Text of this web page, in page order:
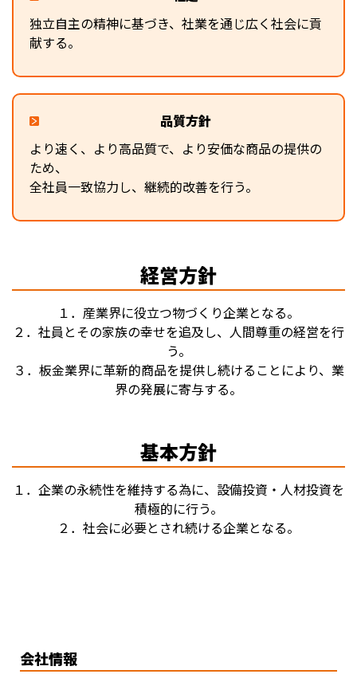
独立自主の精神に基づき、社業を通じ広く社会に貢
献する。
品質方針
より速く、より高品質で、より安価な商品の提供の
ため、
全社員一致協力し、継続的改善を行う。
経営方針
１．産業界に役立つ物づくり企業となる。
２．社員とその家族の幸せを追及し、人間尊重の経営を行
う。
３．板金業界に革新的商品を提供し続けることにより、業
界の発展に寄与する。
基本方針
１．企業の永続性を維持する為に、設備投資・人材投資を
積極的に行う。
２．社会に必要とされ続ける企業となる。
会社情報